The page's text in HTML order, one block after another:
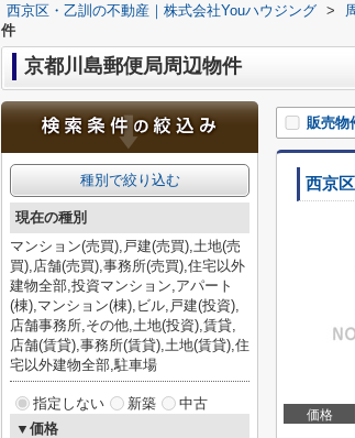
西京区・乙訓の不動産｜株式会社Youハウジング >
件
京都川島郵便局周辺物件
販売物
西京
価格
種別で絞り込む
現在の種別
マンション(売買),戸建(売買),土地(売
買),店舗(売買),事務所(売買),住宅以外
建物全部,投資マンション,アパート
(棟),マンション(棟),ビル,戸建(投資),
店舗事務所,その他,土地(投資),賃貸,
店舗(賃貸),事務所(賃貸),土地(賃貸),住
宅以外建物全部,駐車場
指定しない 新築
中古
▼価格